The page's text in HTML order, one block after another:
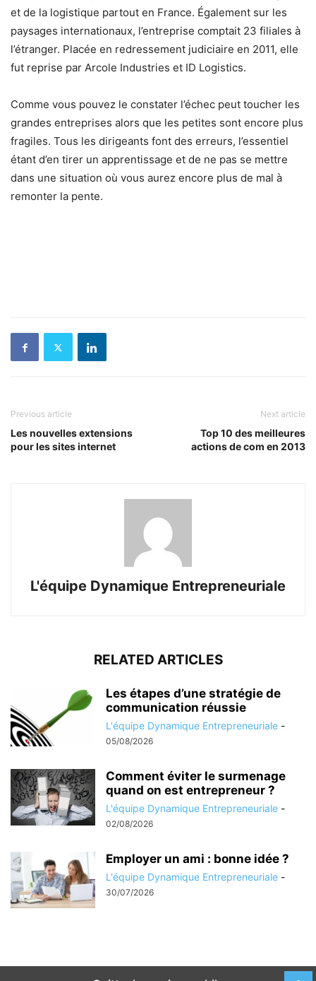
et de la logistique partout en France. Également sur les
paysages internationaux, l’entreprise comptait 23 filiales à
l’étranger. Placée en redressement judiciaire en 2011, elle
fut reprise par Arcole Industries et ID Logistics.
Comme vous pouvez le constater l’échec peut toucher les
grandes entreprises alors que les petites sont encore plus
fragiles. Tous les dirigeants font des erreurs, l’essentiel
étant d’en tirer un apprentissage et de ne pas se mettre
dans une situation où vous aurez encore plus de mal à
remonter la pente.
Previous article
Les nouvelles extensions
pour les sites internet
Next article
Top 10 des meilleures
actions de com en 2013
L'équipe Dynamique Entrepreneuriale
RELATED ARTICLES
Les étapes d’une stratégie de
communication réussie
L'équipe Dynamique Entrepreneuriale -
05/08/2026
Comment éviter le surmenage
quand on est entrepreneur ?
L'équipe Dynamique Entrepreneuriale -
02/08/2026
Employer un ami : bonne idée ?
L'équipe Dynamique Entrepreneuriale -
30/07/2026